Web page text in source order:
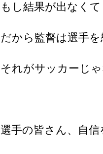
もし結果が出なく
だから監督は選手
それがサッカーじ
選手の皆さん、自